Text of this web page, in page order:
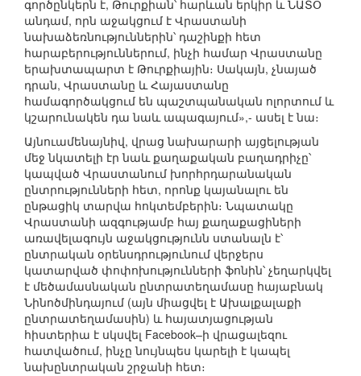
գործընկերն է, Թուրքիան՝ հարևան երկիր և ՆԱՏՕ
անդամ, որն աջակցում է Վրաստանի
նախաձեռնություններին՝ դաշինքի հետ
հարաբերություններում, ինչի համար Վրաստանը
երախտապարտ է Թուրքիային։ Սակայն, չնայած
դրան, Վրաստանը և Հայաստանը
համագործակցում են պաշտպանական ոլորտում և
կշարունակեն դա նաև ապագայում»,- ասել է նա։
Այնուամենայնիվ, վրաց նախարարի այցելության
մեջ նկատելի էր նաև քաղաքական բաղադրիչը՝
կապված Վրաստանում խորհրդարանական
ընտրությունների հետ, որոնք կայանալու են
ընթացիկ տարվա հոկտեմբերին։ Նպատակը
Վրաստանի ազգությամբ հայ քաղաքացիների
առավելագույն աջակցությունն ստանալն է՝
ընտրական օրենսդրությունում վերջերս
կատարված փոփոխությունների ֆոնին՝ չեղարկվել
է մեծամասնական ընտրատեղամասը հայաբնակ
Նինոծմինդայում (այն միացվել է Ախալքալաքի
ընտրատեղամասին) և հայատյացության
հիստերիա է սկսվել Facebook–ի վրացալեզու
հատվածում, ինչը նույնպես կարելի է կապել
նախընտրական շրջանի հետ։